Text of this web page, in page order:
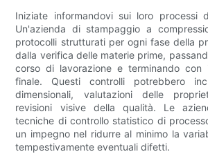
Iniziate informandovi sui loro processi
Un'azienda di stampaggio a
protocolli strutturati per ogni fase della
dalla verifica delle materie prime,
corso di lavorazione e terminando
finale. Questi controlli potrebbero
dimensionali, valutazioni delle
revisioni visive della qualità. Le
tecniche di controllo statistico di
un impegno nel ridurre al minimo la
tempestivamente eventuali difetti.